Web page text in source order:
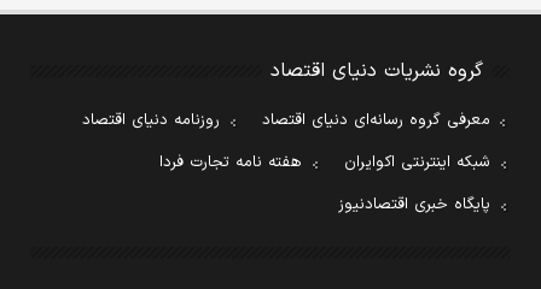
گروه نشریات دنیای اقتصاد
معرفی گروه رسانه‌ای دنیای اقتصاد
روزنامه دنیای اقتصاد
شبکه اینترنتی اکوایران
هفته نامه تجارت فردا
پایگاه خبری اقتصادنیوز